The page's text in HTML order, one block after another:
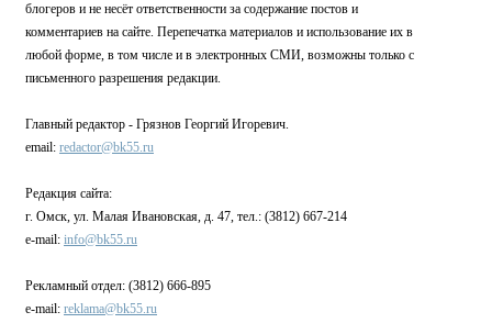
блогеров и не несёт ответственности за содержание постов и
комментариев на сайте. Перепечатка материалов и использование их в
любой форме, в том числе и в электронных СМИ, возможны только с
письменного разрешения редакции.
Главный редактор - Грязнов Георгий Игоревич.
email: redactor@bk55.ru
Редакция сайта:
г. Омск, ул. Малая Ивановская, д. 47, тел.: (3812) 667-214
e-mail: info@bk55.ru
Рекламный отдел: (3812) 666-895
e-mail: reklama@bk55.ru